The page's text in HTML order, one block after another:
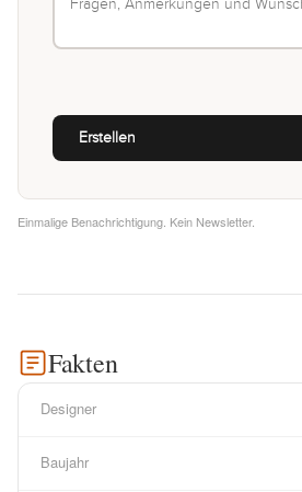
Einmalige Benachrichtigung. Kein Newsletter.
Fakten
Designer
Baujahr